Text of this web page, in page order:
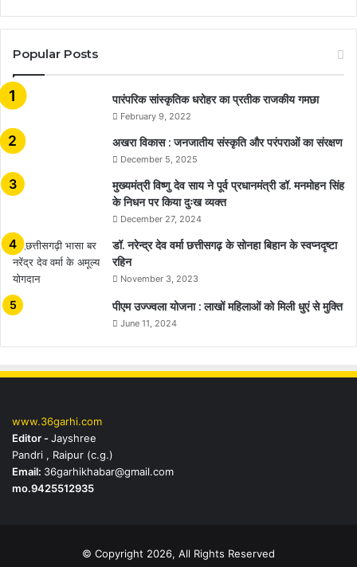
Popular Posts
​​​​​​​पारंपरिक सांस्कृतिक धरोहर का प्रतीक राजकीय गमछा
February 9, 2022
अखरा विकास : जनजातीय संस्कृति और परंपराओं का संरक्षण
December 5, 2025
मुख्यमंत्री विष्णु देव साय ने पूर्व प्रधानमंत्री डॉ. मनमोहन सिंह
के निधन पर किया दुःख व्यक्त
December 27, 2024
डॉ. नरेन्द्र देव वर्मा छत्तीसगढ़ के सोनहा बिहान के स्वप्नदृष्टा
रहिन
November 3, 2023
पीएम उज्ज्वला योजना : लाखों महिलाओं को मिली धुएं से मुक्ति
June 11, 2024
www.36garhi.com
Editor -Jayshree
Pandri , Raipur (c.g.)
Email: 36garhikhabar@gmail.com
mo.9425512935
© Copyright 2026, All Rights Reserved